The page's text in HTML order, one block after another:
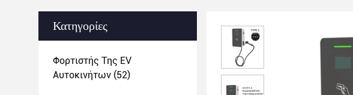
Κατηγορίες
Φορτιστής Της EV
Αυτοκινήτων (52)